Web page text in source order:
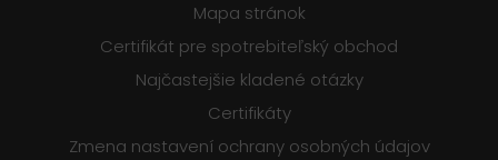
Mapa stránok
Certifikát pre spotrebiteľský obchod
Najčastejšie kladené otázky
Certifikáty
Zmena nastavení ochrany osobných údajov